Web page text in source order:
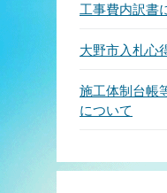
工事費内訳書
大野市入札心
施工体制台帳
について